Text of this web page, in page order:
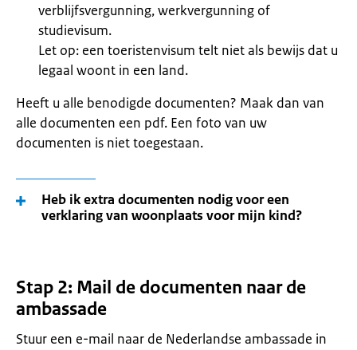
verblijfsvergunning, werkvergunning of
studievisum.
Let op: een toeristenvisum telt niet als bewijs dat u
legaal woont in een land.
Heeft u alle benodigde documenten? Maak dan van
alle documenten een pdf. Een foto van uw
documenten is niet toegestaan.
Heb ik extra documenten nodig voor een
verklaring van woonplaats voor mijn kind?
Stap 2: Mail de documenten naar de
ambassade
Stuur een e-mail naar de Nederlandse ambassade in